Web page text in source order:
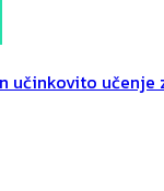
učinkovito učenje